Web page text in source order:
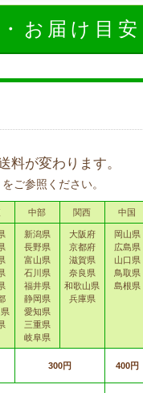
お届け目安
料が変わります。
をご参照ください。
中部 関西 中国
新潟県
長野県
富山県
石川県
福井県
静岡県
愛知県
三重県
岐阜県
大阪府
京都府
滋賀県
奈良県
和歌山県
兵庫県
岡山県
広島県
山口県
鳥取県
島根県
300円 400円